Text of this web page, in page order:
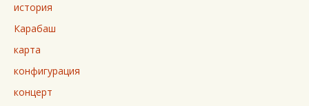
история
Карабаш
карта
конфигурация
концерт